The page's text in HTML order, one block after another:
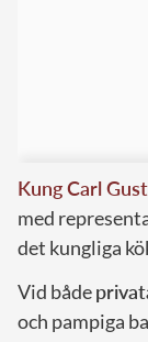
Kung Carl
med
det kungliga
Vid både
och pampiga